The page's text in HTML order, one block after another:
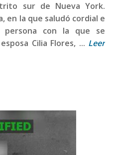
sur de Nueva York.
en la que saludó cordial e
persona con la que se
Cilia Flores, ... Leer